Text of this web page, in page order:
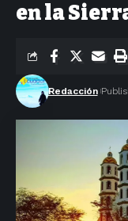
en la
Redacción